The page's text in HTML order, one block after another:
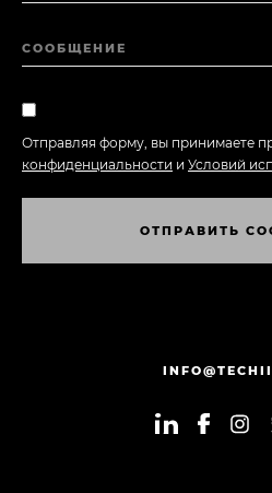
СООБЩЕНИЕ
Отправляя форму, вы принимаете
конфиденциальности и Условий
ОТП РАВИТЬ СО